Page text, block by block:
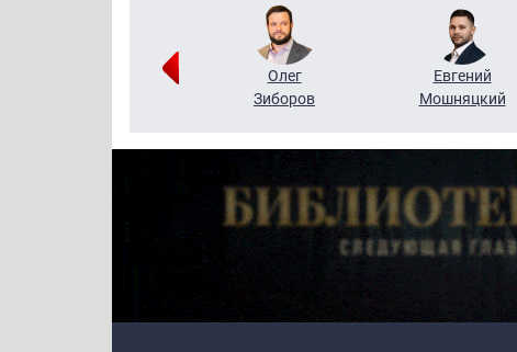
Олег
Зиборов
Евгений
Мошняцкий